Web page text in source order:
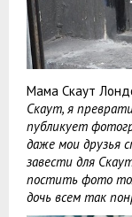
Мама Скаут
Скаут, я
публикует
даже мои друзья
завести для
постить фото
дочь всем так